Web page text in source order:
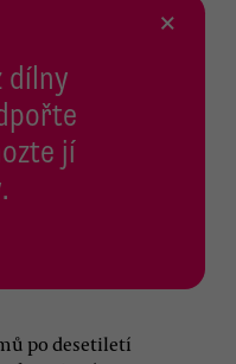
dílny
jí
×
po desetiletí